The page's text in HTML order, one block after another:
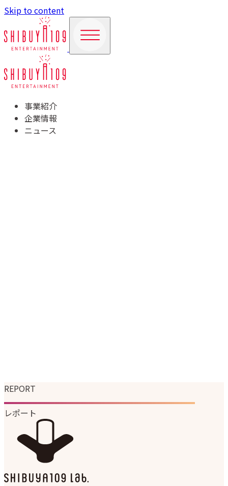
Skip to content
事業紹介
企業情報
ニュース
REPORT
レポート